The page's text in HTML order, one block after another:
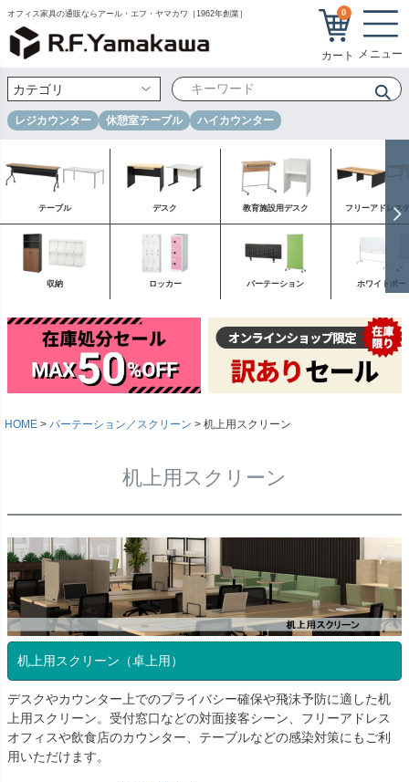
オフィス家具の通販ならアール・エフ・ヤマカワ［1962年創業］ 0
レジカウンター 休憩室テーブル ハイカウンター
テーブル デスク 教育施設用デスク フリーアドレス
収納 ロッカー パーテーション ホワイトボー
HOME パーテーション／スクリーン 机上用スクリーン
机上用スクリーン
机上用スクリーン（卓上用）
デスクやカウンター上でのプライバシー確保や飛沫予防に適した机
上用スクリーン。受付窓口などの対面接客シーン、フリーアドレス
オフィスや飲食店のカウンター、テーブルなどの感染対策にもご利
用いただけます。